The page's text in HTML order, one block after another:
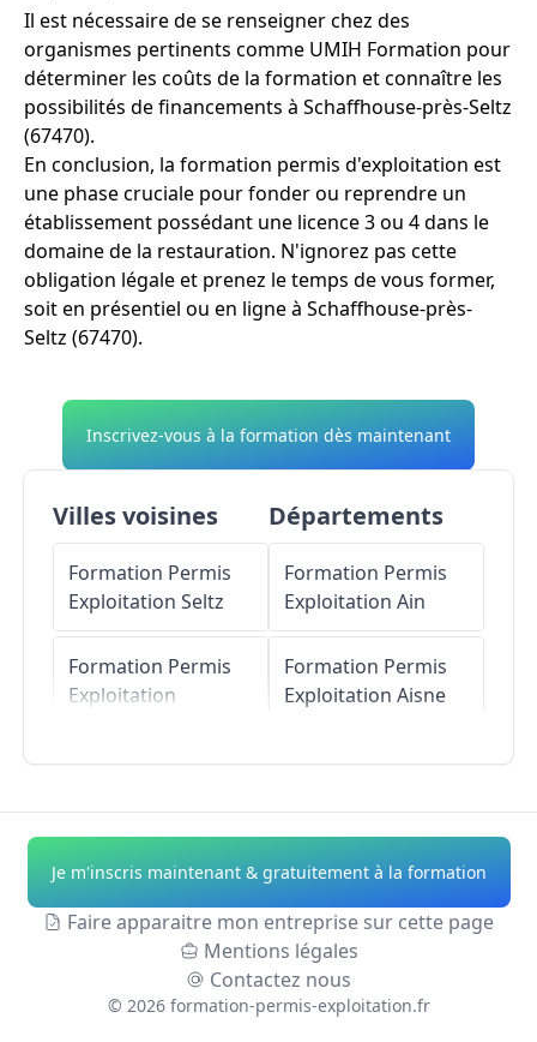
Il est nécessaire de se renseigner chez des
organismes pertinents comme UMIH Formation pour
déterminer les coûts de la formation et connaître les
possibilités de financements à Schaffhouse-près-Seltz
(67470).
En conclusion, la formation permis d'exploitation est
une phase cruciale pour fonder ou reprendre un
établissement possédant une licence 3 ou 4 dans le
domaine de la restauration. N'ignorez pas cette
obligation légale et prenez le temps de vous former,
soit en présentiel ou en ligne à Schaffhouse-près-
Seltz (67470).
Inscrivez-vous à la formation dès maintenant
Villes voisines
Formation Permis
Exploitation Seltz
Formation Permis
Exploitation
Exploitation
Niederrœdern
Formation Permis
Exploitation
Wintzenbach
Départements
Formation Permis
Exploitation Ain
Formation Permis
Exploitation Aisne
Formation Permis
ExploitationAlpes-
de-Haute-Provence
Formation Permis
Exploitation Hautes-
Je m'inscris maintenant & gratuitement à la formation
Faire apparaitre mon entreprise sur cette page
Mentions légales
Contactez nous
© 2026 formation-permis-exploitation.fr